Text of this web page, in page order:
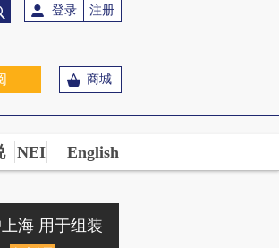
登录 注册
商城
NEI English
海 用于组装